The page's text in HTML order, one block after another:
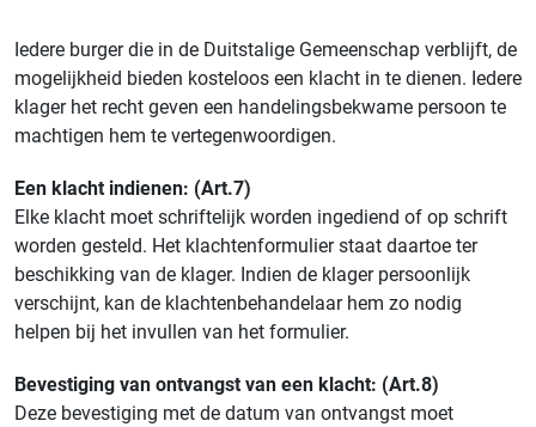
Iedere burger die in de Duitstalige Gemeenschap verblijft, de
mogelijkheid bieden kosteloos een klacht in te dienen. Iedere
klager het recht geven een handelingsbekwame persoon te
machtigen hem te vertegenwoordigen.
Een klacht indienen: (Art.7)
Elke klacht moet schriftelijk worden ingediend of op schrift
worden gesteld. Het klachtenformulier staat daartoe ter
beschikking van de klager. Indien de klager persoonlijk
verschijnt, kan de klachtenbehandelaar hem zo nodig
helpen bij het invullen van het formulier.
Bevestiging van ontvangst van een klacht: (Art.8)
Deze bevestiging met de datum van ontvangst moet